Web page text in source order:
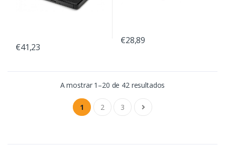
€41,23
€28,89
A mostrar 1–20 de 42 resultados
1 2 3